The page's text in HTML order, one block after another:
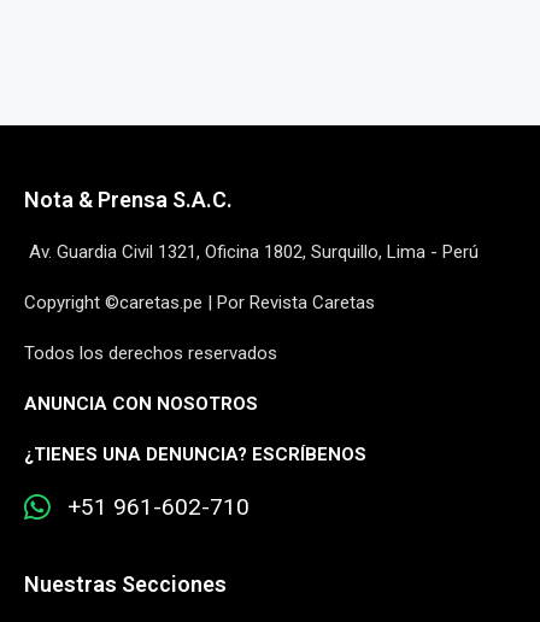
Nota & Prensa S.A.C.
Av. Guardia Civil 1321, Oficina 1802, Surquillo, Lima - Perú
Copyright ©caretas.pe | Por Revista Caretas
Todos los derechos reservados
ANUNCIA CON NOSOTROS
¿TIENES UNA DENUNCIA? ESCRÍBENOS
+51 961-602-710
Nuestras Secciones